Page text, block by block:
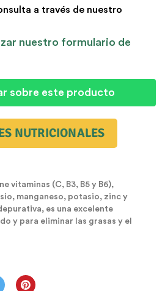
a través de nuestro
nuestro formulario de
sobre este producto
NUTRICIONALES
vitaminas (C, B3, B5 y B6),
manganeso, potasio, zinc y
es una excelente
y para eliminar las grasas y el